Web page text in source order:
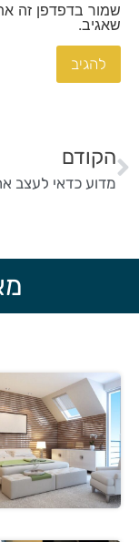
שמור בדפדפן זה
שאגיב.
הקודם